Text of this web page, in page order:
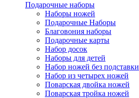
Подарочные наборы
Наборы ножей
Подарочные Наборы
Благовония наборы
Подарочные карты
Набор досок
Наборы для детей
Набор ножей без подставки
Набор из четырех ножей
Поварская двойка ножей
Поварская тройка ножей